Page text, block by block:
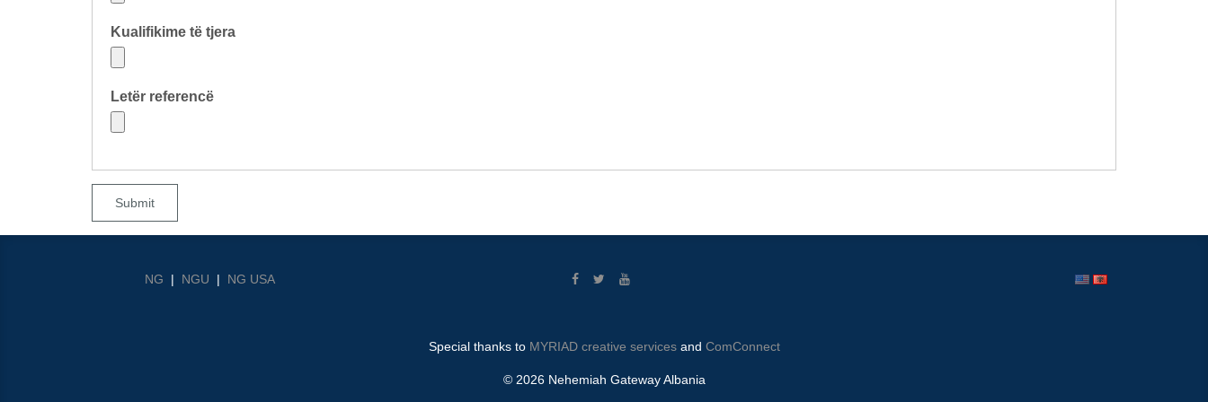
Kualifikime të tjera
Letër referencë
Submit
NG | NGU | NG USA
Special thanks to MYRIAD creative servicesand ComConnect
© 2026 Nehemiah Gateway Albania